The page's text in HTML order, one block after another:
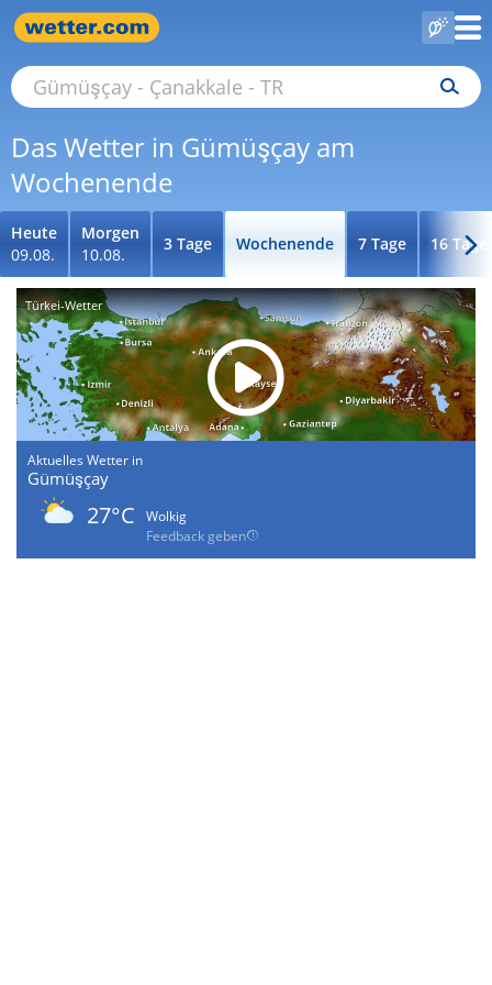
Das Wetter in Gümüşçay am
Wochenende
Heute
09.08.
Morgen
10.08.
3 Tage Wochenende 7 Tage 16 Tage
Türkei-Wetter
Aktuelles Wetter in
Gümüşçay
27°C
Wolkig
Feedback geben